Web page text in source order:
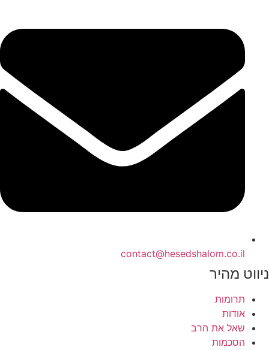
contact@hesedshalom.co.il
ניווט מהיר
תרומות
אודות
שאל את הרב
הסכמות